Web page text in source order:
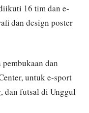
16 tim dan e-
dan design poster
dan
untuk e-sport
dan futsal di Unggul